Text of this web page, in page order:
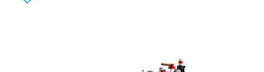
бёдер, коленей и лодыжек подстраиваются под